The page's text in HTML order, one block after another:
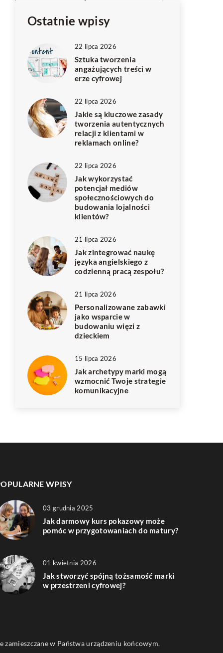
Ostatnie wpisy
22 lipca 2026
Sztuka tworzenia
angażujących treści w
erze cyfrowej
22 lipca 2026
Jakie są kluczowe zasady
tworzenia autentycznych
relacji z klientami w
reklamach online?
22 lipca 2026
Jak wykorzystać
potencjał mediów
społecznościowych do
budowania lojalności
klientów?
21 lipca 2026
Jak zintegrować naukę
języka angielskiego z
codzienną pracą zespołu?
21 lipca 2026
Personalizowane zabawki
jako wsparcie w
budowaniu więzi z
dzieckiem
15 lipca 2026
Jak archetypy marki mogą
wzmocnić Twoje strategie
komunikacyjne
WPISY
03 grudnia 2025
Jak darmowy kurs pokazowy może
pomóc w przygotowaniach do matury?
01 kwietnia 2026
Jak stworzyć spójną tożsamość marki
w przestrzeni cyfrowej?
w Państwa urządzeniu końcowym.